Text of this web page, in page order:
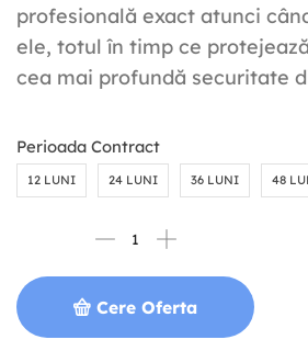
profesională exact atunci
ele, totul în timp ce
cea mai profundă securitate
Perioada Contract
12 LUNI 24 LUNI 36 LUNI 48
Cere Oferta